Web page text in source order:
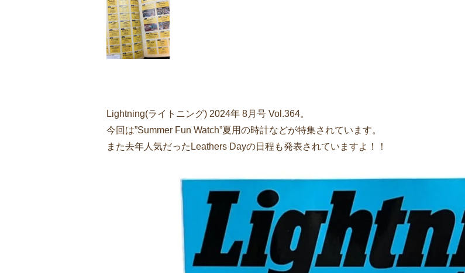
Lightning(ライトニング) 2024年 8月号 Vol.364。
今回は”Summer Fun Watch”夏用の時計などが特集されています。
また去年人気だったLeathers Dayの日程も発表されていますよ！！